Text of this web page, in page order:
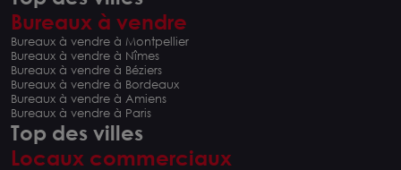
Bureaux à vendre
Bureaux à vendre à Montpellier
Bureaux à vendre à Nîmes
Bureaux à vendre à Béziers
Bureaux à vendre à Bordeaux
Bureaux à vendre à Amiens
Bureaux à vendre à Paris
Top des villes
Locaux commerciaux